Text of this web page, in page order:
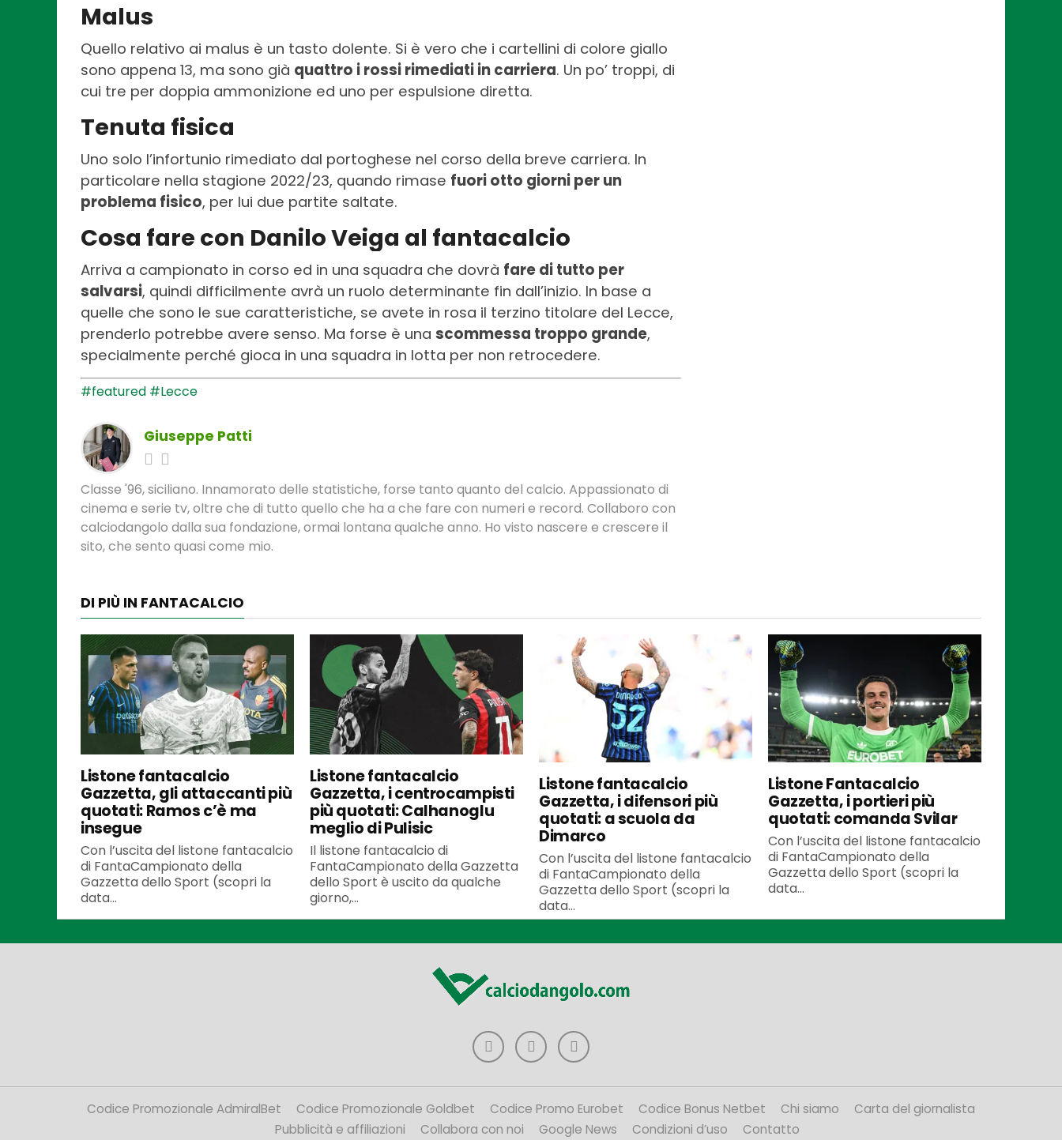
Malus
Quello relativo ai malus è un tasto dolente. Si è vero che i cartellini di colore giallo
sono appena 13, ma sono già quattro i rossi rimediati in carriera. Un po’ troppi, di
cui tre per doppia ammonizione ed uno per espulsione diretta.
Tenuta fisica
Uno solo l’infortunio rimediato dal portoghese nel corso della breve carriera. In
particolare nella stagione 2022/23, quando rimase fuori otto giorni per un
problema fisico, per lui due partite saltate.
Cosa fare con Danilo Veiga al fantacalcio
Arriva a campionato in corso ed in una squadra che dovrà fare di tutto per
salvarsi, quindi difficilmente avrà un ruolo determinante fin dall’inizio. In base a
quelle che sono le sue caratteristiche, se avete in rosa il terzino titolare del Lecce,
prenderlo potrebbe avere senso. Ma forse è una scommessa troppo grande,
specialmente perché gioca in una squadra in lotta per non retrocedere.
#featured #Lecce
Giuseppe Patti
Classe '96, siciliano. Innamorato delle statistiche, forse tanto quanto del calcio. Appassionato di
cinema e serie tv, oltre che di tutto quello che ha a che fare con numeri e record. Collaboro con
calciodangolo dalla sua fondazione, ormai lontana qualche anno. Ho visto nascere e crescere il
sito, che sento quasi come mio.
DI PIÙ IN FANTACALCIO
Listone fantacalcio
Gazzetta, gli attaccanti più
quotati: Ramos c’è ma
insegue
Con l’uscita del listone fantacalcio
di FantaCampionato della
Gazzetta dello Sport (scopri la
data...
Listone fantacalcio
Gazzetta, i centrocampisti
più quotati: Calhanoglu
meglio di Pulisic
Il listone fantacalcio di
FantaCampionato della Gazzetta
dello Sport è uscito da qualche
giorno,...
Listone fantacalcio
Gazzetta, i difensori più
quotati: a scuola da
Dimarco
Con l’uscita del listone fantacalcio
di FantaCampionato della
Gazzetta dello Sport (scopri la
data...
Listone Fantacalcio
Gazzetta, i portieri più
quotati: comanda Svilar
Con l’uscita del listone fantacalcio
di FantaCampionato della
Gazzetta dello Sport (scopri la
data...
Codice Promozionale AdmiralBet Codice Promozionale Goldbet Codice Promo Eurobet Codice Bonus Netbet Chi siamo
Carta del giornalista
Pubblicità e affiliazioni
Collabora con noi Google News Condizioni d’uso Contatto